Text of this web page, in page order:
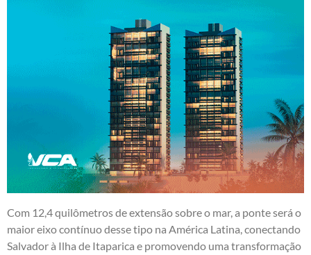
Com 12,4 quilômetros de extensão sobre o mar, a ponte será o
maior eixo contínuo desse tipo na América Latina, conectando
Salvador à Ilha de Itaparica e promovendo uma transformação